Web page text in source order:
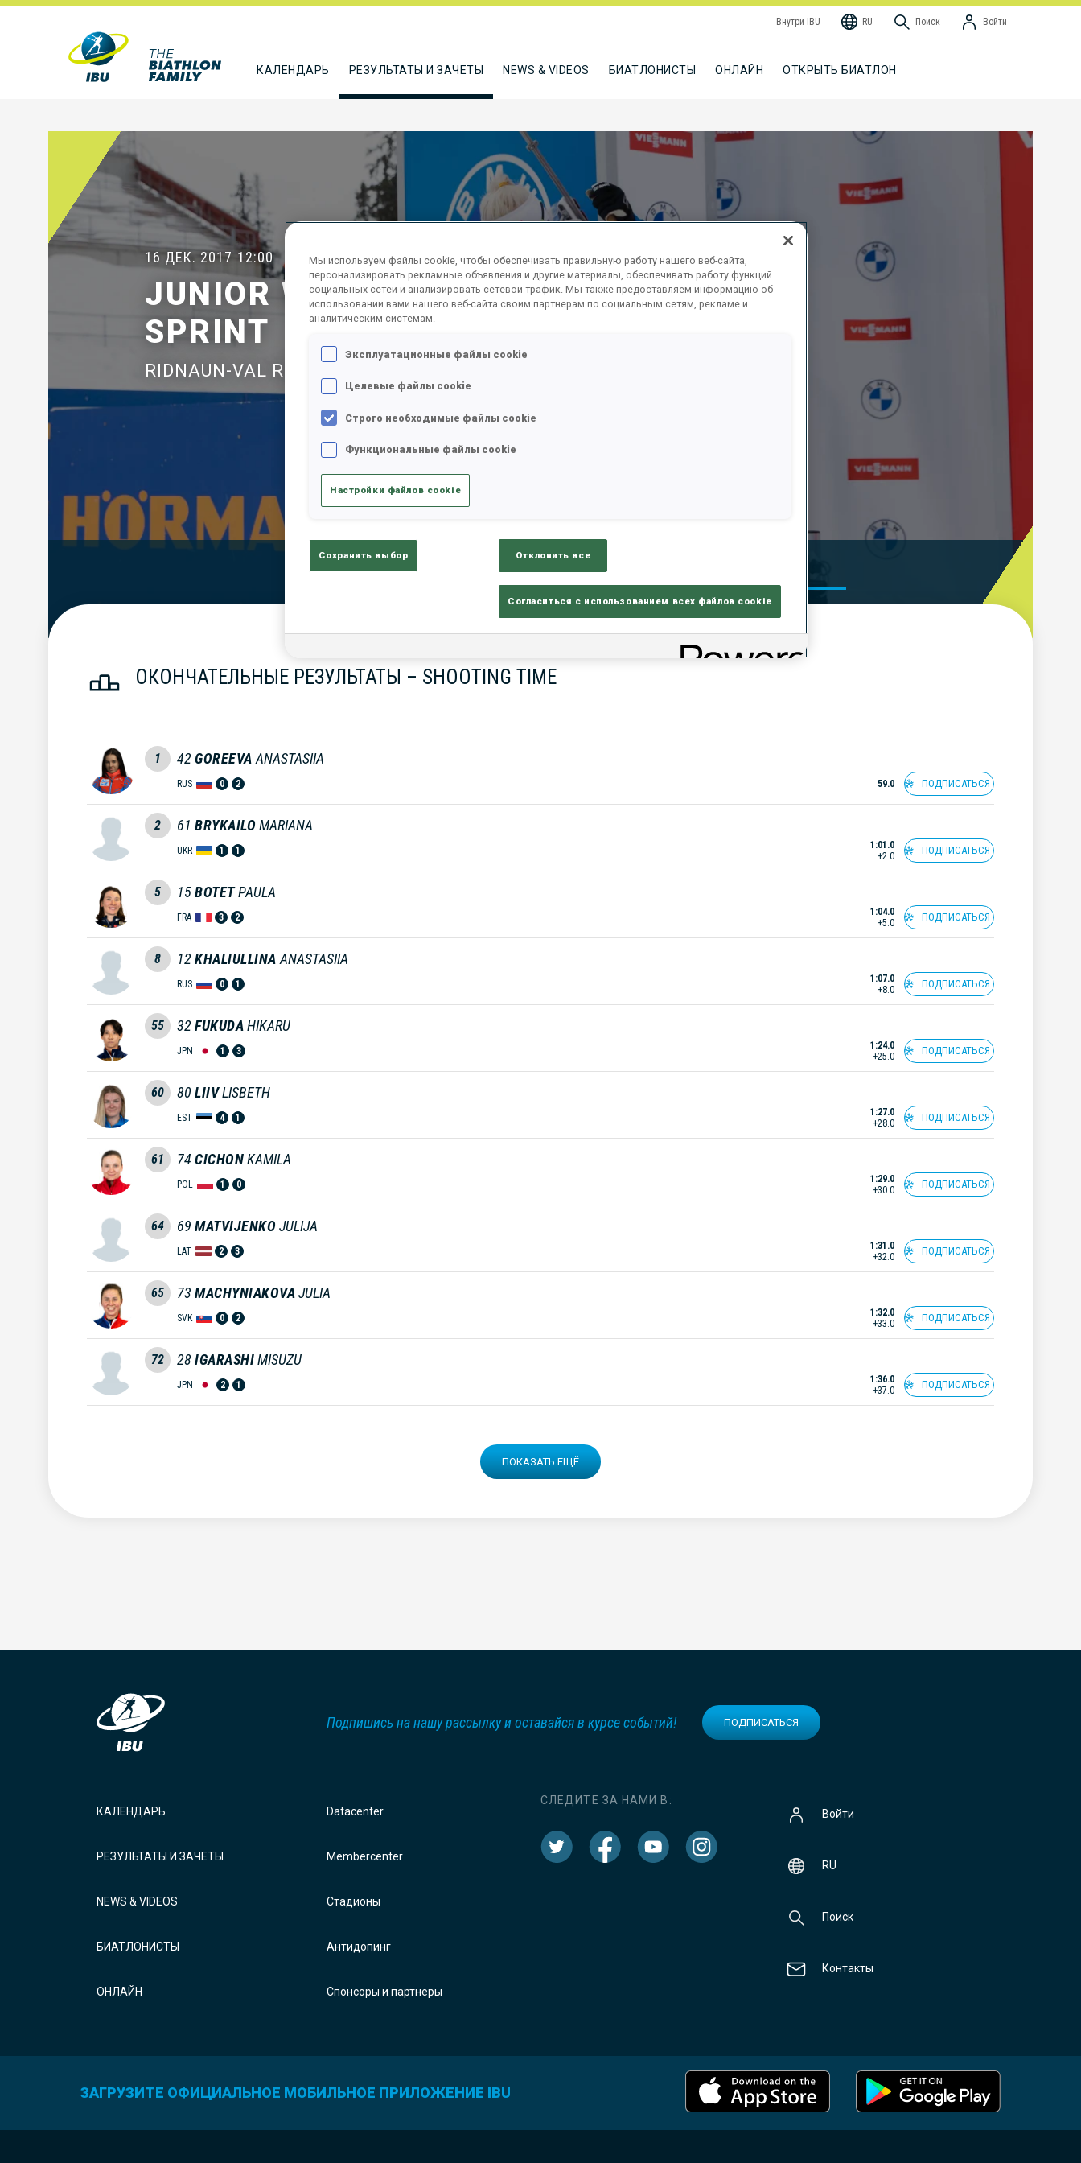
Внутри IBU RU Поиск Войти
КАЛЕНДАРЬ РЕЗУЛЬТАТЫ И ЗАЧЕТЫ NEWS & VIDEOS БИАТЛОНИСТЫ ОНЛАЙН ОТКРЫТЬ БИАТЛОН
16 ДЕК. 2017 12:00
JUNIOR WOMEN 7.5 KM
SPRINT
RIDNAUN-VAL RIDANNA
Official Results
ОКОНЧАТЕЛЬНЫЕ РЕЗУЛЬТАТЫ – SHOOTING TIME
1 42 GOREEVA ANASTASIIA
RUS 0 2 59.0 ПОДПИСАТЬСЯ
2 61 BRYKAILO MARIANA
UKR 1 1
1:01.0
+2.0
ПОДПИСАТЬСЯ
5 15BOTET PAULA
FRA 3 2
1:04.0
+5.0
ПОДПИСАТЬСЯ
8 12 KHALIULLINA ANASTASIIA
RUS 0 1
1:07.0
+8.0
ПОДПИСАТЬСЯ
55 32 FUKUDAHIKARU
JPN 1 3
1:24.0
+25.0
ПОДПИСАТЬСЯ
60 80 LIIVLISBETH
EST 4 1
1:27.0
+28.0
ПОДПИСАТЬСЯ
61 74 CICHONKAMILA
POL 1 0
1:29.0
+30.0
ПОДПИСАТЬСЯ
64 69 MATVIJENKO JULIJA
LAT 2 3
1:31.0
+32.0
ПОДПИСАТЬСЯ
65 73 MACHYNIAKOVAJULIA
SVK 0 2
1:32.0
+33.0
ПОДПИСАТЬСЯ
72 28IGARASHIMISUZU
JPN 2 1
1:36.0
+37.0
ПОДПИСАТЬСЯ
ПОКАЗАТЬ ЕЩЁ
Подпишись на нашу рассылку и оставайся в курсе событий! ПОДПИСАТЬСЯ
КАЛЕНДАРЬ
РЕЗУЛЬТАТЫ И ЗАЧЕТЫ
NEWS & VIDEOS
БИАТЛОНИСТЫ
ОНЛАЙН
Datacenter
Membercenter
Стадионы
Антидопинг
Спонсоры и партнеры
СЛЕДИТЕ ЗА НАМИ В:
Войти
RU
Поиск
Контакты
ЗАГРУЗИТЕ ОФИЦИАЛЬНОЕ МОБИЛЬНОЕ ПРИЛОЖЕНИЕ IBU
Мы используем файлы cookie, чтобы обеспечивать правильную работу нашего веб-сайта,
персонализировать рекламные объявления и другие материалы, обеспечивать работу функций
социальных сетей и анализировать сетевой трафик. Мы также предоставляем информацию об
использовании вами нашего веб-сайта своим партнерам по социальным сетям, рекламе и
аналитическим системам.
Эксплуатационные файлы cookie
Целевые файлы cookie
Строго необходимые файлы cookie
Функциональные файлы cookie
Настройки файлов cookie
Сохранить выбор Отклонить все
Согласиться с использованием всех файлов cookie